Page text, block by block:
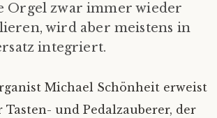
Orgel zwar immer wieder
wird aber meistens in
integriert.
Michael Schönheit erweist
Tasten- und Pedalzauberer, der